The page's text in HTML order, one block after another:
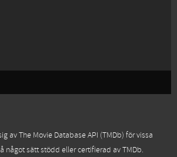
av The Movie Database API (TMDb) för vissa
något sätt stödd eller certifierad av TMDb.